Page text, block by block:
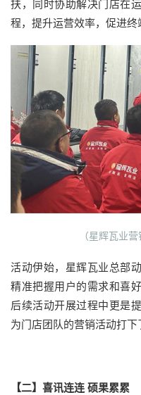
扶，同时协助解决门店在
程，提升运营效率，促进终
（星辉瓦业
活动伊始，星辉瓦业总部
精准把握用户的需求和喜
后续活动开展过程中更是
为门店团队的营销活动打下
【二】喜讯连连 硕果累累